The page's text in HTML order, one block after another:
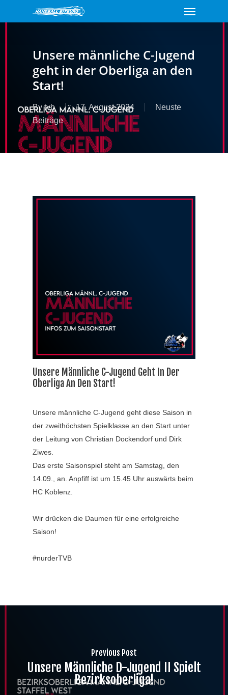
Menu
Unsere männliche C-Jugend
geht in der Oberliga an den
Start!
By tvb 17. August 2024
Neuste
Beiträge
Unsere Männliche C-Jugend Geht In Der
Oberliga An Den Start!
Unsere männliche C-Jugend geht diese Saison in
der zweithöchsten Spielklasse an den Start unter
der Leitung von Christian Dockendorf und Dirk
Ziwes.
Das erste Saisonspiel steht am Samstag, den
14.09., an. Anpfiff ist um 15.45 Uhr auswärts beim
HC Koblenz.
Wir drücken die Daumen für eine erfolgreiche
Saison!
#nurderTVB
Previous Post
Unsere Männliche D-Jugend II Spielt
Bezirksoberliga!